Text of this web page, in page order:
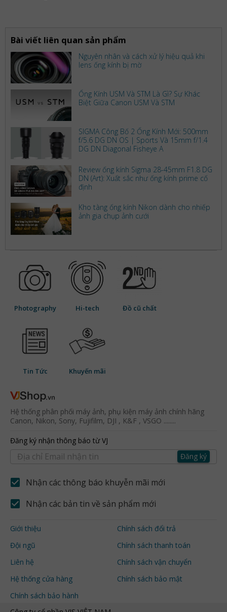
Bài viết liên quan sản phẩm
Nguyên nhân và cách xử lý hiệu quả khi
lens ống kính bị mờ
Ống Kính USM Và STM Là Gì? Sự Khác
Biệt Giữa Canon USM Và STM
SIGMA Công Bố 2 Ống Kính Mới: 500mm
f/5.6 DG DN OS | Sports Và 15mm f/1.4
DG DN Diagonal Fisheye A
Review ống kính Sigma 28-45mm F1.8 DG
DN (Art): Xuất sắc như ống kính prime cố
định
Kho tàng ống kính Nikon dành cho nhiếp
ảnh gia chụp ảnh cưới
Photography Hi-tech Đồ cũ chất
Tin Tức Khuyến mãi
Hệ thống phân phối máy ảnh, phụ kiện máy ảnh chính hãng
Canon, Nikon, Sony, Fujifilm, DJI , K&F , VSGO ........
Đăng ký nhận thông báo từ VJ
Đăng ký
Nhận các thông báo khuyễn mãi mới
Nhận các bản tin về sản phẩm mới
Giới thiệu
Đội ngũ
Liên hệ
Hệ thống cửa hàng
Chính sách bảo hành
Chính sách đổi trả
Chính sách thanh toán
Chính sách vận chuyển
Chính sách bảo mật